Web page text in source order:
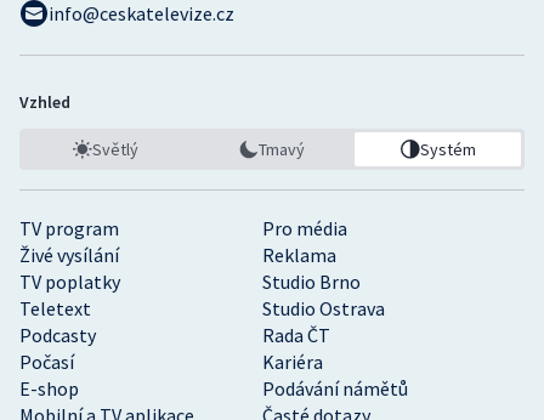
TV program
Pro média
Živé vysílání
Reklama
TV poplatky
Studio Brno
Teletext
Studio Ostrava
Podcasty
Rada ČT
Počasí
Kariéra
E-shop
Podávání námětů
info@ceskatelevize.cz
Vzhled
Světlý Tmavý Systém